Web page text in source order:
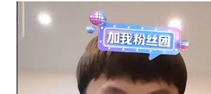
夯实基础开新局